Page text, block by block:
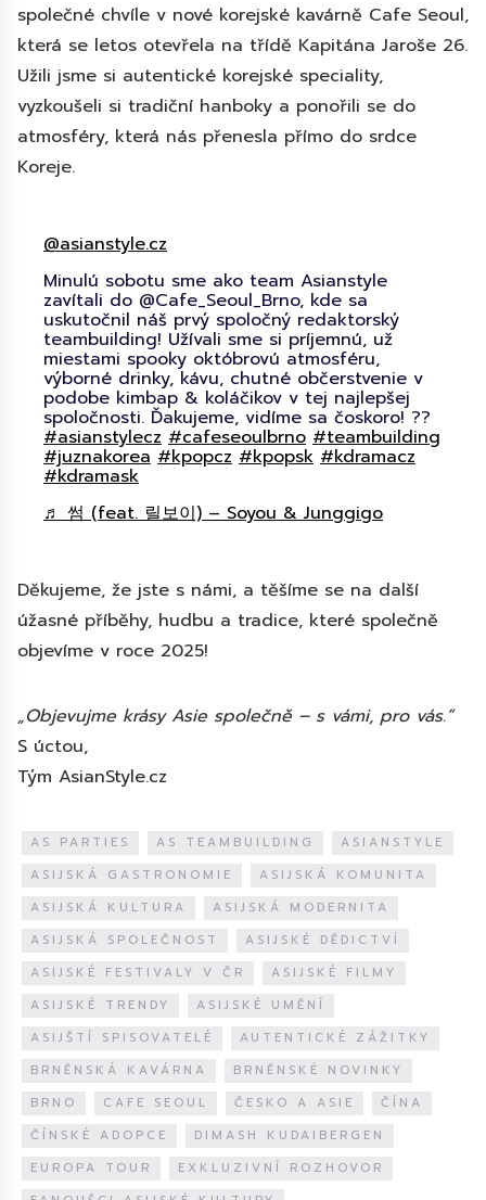
společné chvíle v nové korejské kavárně Cafe Seoul,
která se letos otevřela na třídě Kapitána Jaroše 26.
Užili jsme si autentické korejské speciality,
vyzkoušeli si tradiční hanboky a ponořili se do
atmosféry, která nás přenesla přímo do srdce
Koreje.
@asianstyle.cz
Minulú sobotu sme ako team Asianstyle
zavítali do @Cafe_Seoul_Brno, kde sa
uskutočnil náš prvý spoločný redaktorský
teambuilding! Užívali sme si príjemnú, už
miestami spooky októbrovú atmosféru,
výborné drinky, kávu, chutné občerstvenie v
podobe kimbap & koláčikov v tej najlepšej
spoločnosti. Ďakujeme, vidíme sa čoskoro! ??
#asianstylecz #cafeseoulbrno #teambuilding
#juznakorea #kpopcz #kpopsk #kdramacz
#kdramask
♬ 썸 (feat. 릴보이) – Soyou & Junggigo
Děkujeme, že jste s námi, a těšíme se na další
úžasné příběhy, hudbu a tradice, které společně
objevíme v roce 2025!
„Objevujme krásy Asie společně – s vámi, pro vás.“
S úctou,
Tým AsianStyle.cz
AS PARTIES AS TEAMBUILDING
ASIANSTYLE
ASIJSKÁ GASTRONOMIE
ASIJSKÁ KOMUNITA
ASIJSKÁ KULTURA
ASIJSKÁ MODERNITA
ASIJSKÁ SPOLEČNOST
ASIJSKÉ DĚDICTVÍ
ASIJSKÉ FESTIVALY V ČR
ASIJSKÉ FILMY
ASIJSKÉ TRENDY
ASIJSKÉ UMĚNÍ
ASIJŠTÍ SPISOVATELÉ
AUTENTICKÉ ZÁŽITKY
BRNĚNSKÁ KAVÁRNA
BRNĚNSKÉ NOVINKY
BRNO
CAFE SEOUL ČESKO A ASIE
ČÍNA
ČÍNSKÉ ADOPCE
DIMASH KUDAIBERGEN
EUROPA TOUR
EXKLUZIVNÍ ROZHOVOR